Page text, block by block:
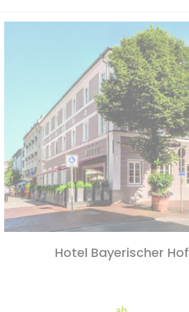
Hotel Bayerischer Hof